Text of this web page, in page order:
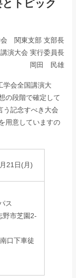
トピック
会 関東支部 支部長
演大会 実行委員長
岡田 民雄
会全国講演大
の段階で確定して
う記念すべき大会
用意していますの
21日(月)
ス
野市芝園2-
口下車徒